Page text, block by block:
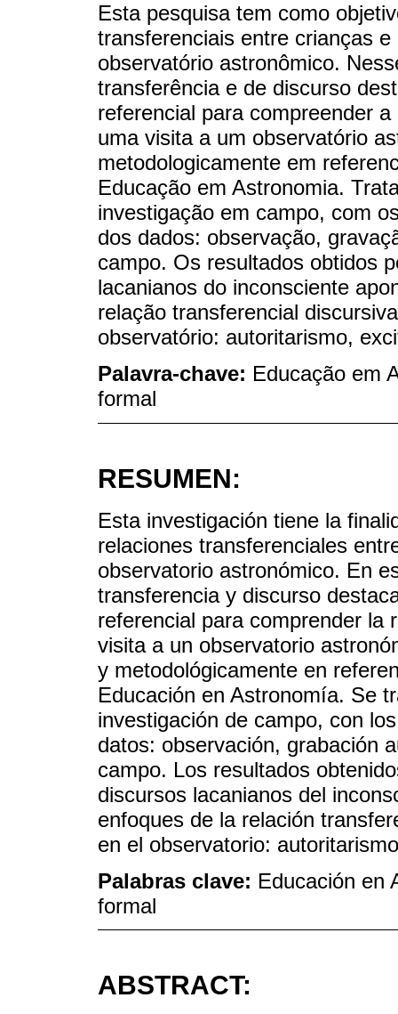
Esta pesquisa tem como
transferenciais entre crianças
observatório astronômico.
transferência e de discurso
referencial para compreender
uma visita a um observatório
metodologicamente em
Educação em Astronomia.
investigação em campo, com
dos dados: observação,
campo. Os resultados obtidos
lacanianos do inconsciente
relação transferencial
observatório: autoritarismo,
Palavra-chave: Educação em
formal
RESUMEN:
Esta investigación tiene la
relaciones transferenciales
observatorio astronómico. En
transferencia y discurso
referencial para comprender la
visita a un observatorio
y metodológicamente en
Educación en Astronomía. Se
investigación de campo, con
datos: observación, grabación
campo. Los resultados
discursos lacanianos del
enfoques de la relación
en el observatorio:
Palabras clave: Educación en
formal
ABSTRACT: